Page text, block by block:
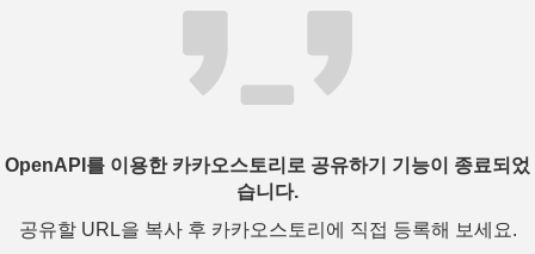
OpenAPI를 이용한 카카오스토리로 공유하기 기능이 종료되었
습니다.
공유할 URL을 복사 후 카카오스토리에 직접 등록해 보세요.